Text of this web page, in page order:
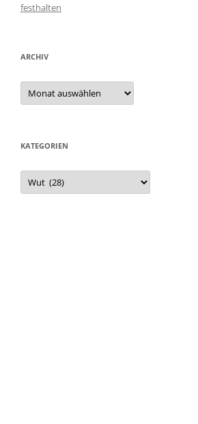
festhalten
ARCHIV
Archiv
KATEGORIEN
Kategorien